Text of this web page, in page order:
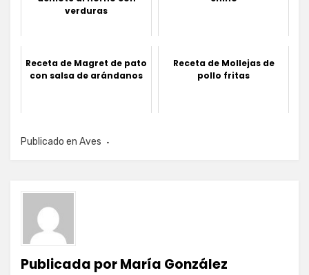
verduras
Receta de Magret de pato
con salsa de arándanos
Receta de Mollejas de
pollo fritas
Publicado en Aves
Publicada porMaría González